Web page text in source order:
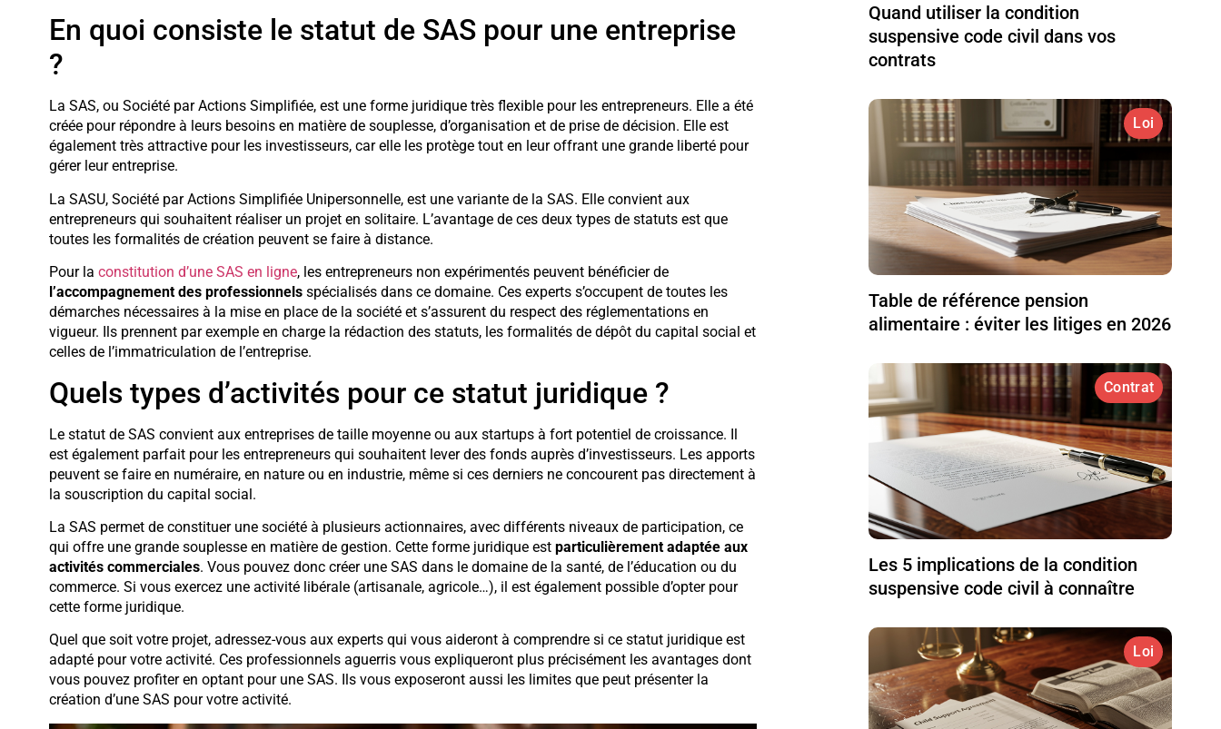
En quoi consiste le statut de SAS pour une entreprise
?
La SAS, ou Société par Actions Simplifiée, est une forme juridique très flexible pour les entrepreneurs. Elle a été
créée pour répondre à leurs besoins en matière de souplesse, d’organisation et de prise de décision. Elle est
également très attractive pour les investisseurs, car elle les protège tout en leur offrant une grande liberté pour
gérer leur entreprise.
La SASU, Société par Actions Simplifiée Unipersonnelle, est une variante de la SAS. Elle convient aux
entrepreneurs qui souhaitent réaliser un projet en solitaire. L’avantage de ces deux types de statuts est que
toutes les formalités de création peuvent se faire à distance.
Pour la constitution d’une SAS en ligne, les entrepreneurs non expérimentés peuvent bénéficier de
l’accompagnement des professionnels spécialisés dans ce domaine. Ces experts s’occupent de toutes les
démarches nécessaires à la mise en place de la société et s’assurent du respect des réglementations en
vigueur. Ils prennent par exemple en charge la rédaction des statuts, les formalités de dépôt du capital social et
celles de l’immatriculation de l’entreprise.
Quels types d’activités pour ce statut juridique ?
Le statut de SAS convient aux entreprises de taille moyenne ou aux startups à fort potentiel de croissance. Il
est également parfait pour les entrepreneurs qui souhaitent lever des fonds auprès d’investisseurs. Les apports
peuvent se faire en numéraire, en nature ou en industrie, même si ces derniers ne concourent pas directement à
la souscription du capital social.
La SAS permet de constituer une société à plusieurs actionnaires, avec différents niveaux de participation, ce
qui offre une grande souplesse en matière de gestion. Cette forme juridique est particulièrement adaptée aux
activités commerciales. Vous pouvez donc créer une SAS dans le domaine de la santé, de l’éducation ou du
commerce. Si vous exercez une activité libérale (artisanale, agricole…), il est également possible d’opter pour
cette forme juridique.
Quel que soit votre projet, adressez-vous aux experts qui vous aideront à comprendre si ce statut juridique est
adapté pour votre activité. Ces professionnels aguerris vous expliqueront plus précisément les avantages dont
vous pouvez profiter en optant pour une SAS. Ils vous exposeront aussi les limites que peut présenter la
création d’une SAS pour votre activité.
Quand utiliser la condition
suspensive code civil dans vos
contrats
Loi
Table de référence pension
alimentaire : éviter les litiges en 2026
Contrat
Les 5 implications de la condition
suspensive code civil à connaître
Loi